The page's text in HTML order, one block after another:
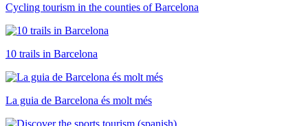
Cycling tourism in the counties of Barcelona
10 trails in Barcelona
La guia de Barcelona és molt més